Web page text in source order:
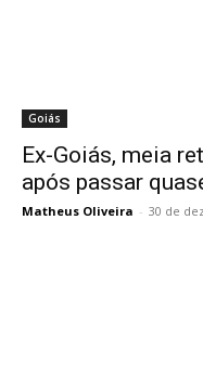
Goiás
Ex-Goiás, meia
após passar
Matheus Oliveira - 30 de